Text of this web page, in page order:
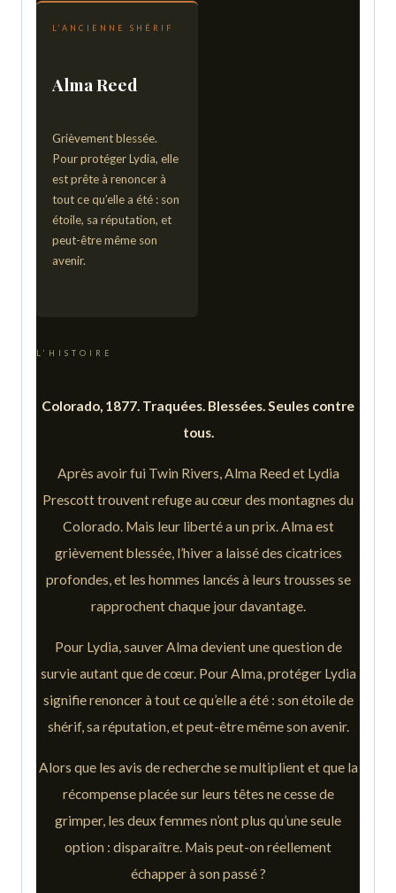
L’ANCIENNE SHÉRIF
Alma Reed
Grièvement blessée.
Pour protéger Lydia, elle
est prête à renoncer à
tout ce qu’elle a été : son
étoile, sa réputation, et
peut-être même son
avenir.
L’HISTOIRE
Colorado, 1877. Traquées. Blessées. Seules contre
tous.
Après avoir fui Twin Rivers, Alma Reed et Lydia
Prescott trouvent refuge au cœur des montagnes du
Colorado. Mais leur liberté a un prix. Alma est
grièvement blessée, l’hiver a laissé des cicatrices
profondes, et les hommes lancés à leurs trousses se
rapprochent chaque jour davantage.
Pour Lydia, sauver Alma devient une question de
survie autant que de cœur. Pour Alma, protéger Lydia
signifie renoncer à tout ce qu’elle a été : son étoile de
shérif, sa réputation, et peut-être même son avenir.
Alors que les avis de recherche se multiplient et que la
récompense placée sur leurs têtes ne cesse de
grimper, les deux femmes n’ont plus qu’une seule
option : disparaître. Mais peut-on réellement
échapper à son passé ?